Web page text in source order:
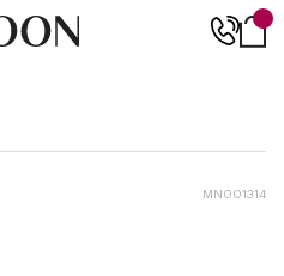
MN001314